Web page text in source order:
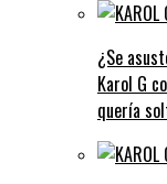
¿Se
Karol G
quería